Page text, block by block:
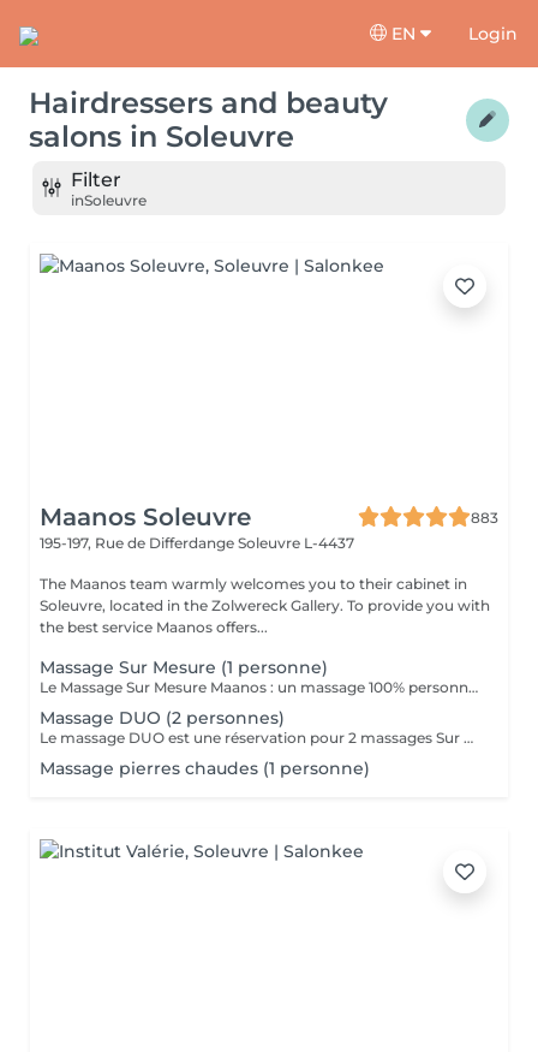
EN Login
Hairdressers and beauty
salons in Soleuvre
Filter
inSoleuvre
Maanos Soleuvre
883
195-197, Rue de Differdange Soleuvre L-4437
The Maanos team warmly welcomes you to their cabinet in
Soleuvre, located in the Zolwereck Gallery. To provide you with
the best service Maanos offers...
Massage Sur Mesure (1 personne)
Le Massage Sur Mesure Maanos : un massage 100% personnalisé en fonction de vos besoins et de vos envies !
Massage DUO (2 personnes)
Le massage DUO est une réservation pour 2 massages Sur Mesure, en même temps dans la même cabine. Les 2 personnes pourront personnaliser leurs massages en fonction de leurs envies. Possibilité de demander 2 cabines séparées en arrivant sur place.
Massage pierres chaudes (1 personne)